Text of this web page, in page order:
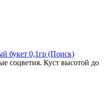
букет 0,1гр (Поиск)
соцветия. Куст высотой до